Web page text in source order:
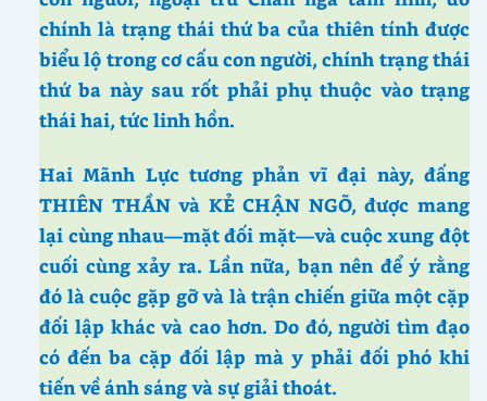
chính là trạng thái thứ ba của thiên tính được
biểu lộ trong cơ cấu con người, chính trạng thái
thứ ba này sau rốt phải phụ thuộc vào trạng
thái hai, tức linh hồn.
Hai Mãnh Lực tương phản vĩ đại này, đấng
THIÊN THẦN và KẺ CHẬN NGÕ, được mang
lại cùng nhau—mặt đối mặt—và cuộc xung đột
cuối cùng xảy ra. Lần nữa, bạn nên để ý rằng
đó là cuộc gặp gỡ và là trận chiến giữa một cặp
đối lập khác và cao hơn. Do đó, người tìm đạo
có đến ba cặp đối lập mà y phải đối phó khi
tiến về ánh sáng và sự giải thoát.